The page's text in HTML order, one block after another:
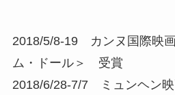
2018/5/8-19 カンヌ国際映
ム・ドール＞ 受賞
2018/6/28-7/7 ミュンヘン